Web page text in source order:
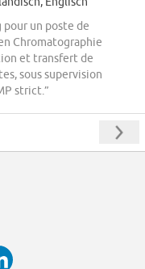
pour un poste de
Chromatographie
et transfert de
sous supervision
strict.”